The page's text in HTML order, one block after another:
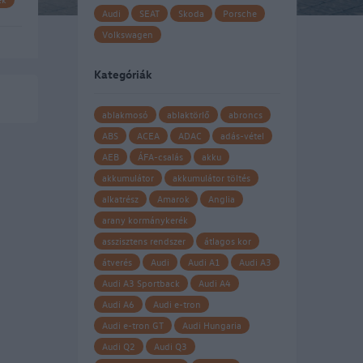
Audi SEAT Skoda
Porsche
Volkswagen
Kategóriák
ablakmosó ablaktörlő
abroncs
ABS
ACEA ADAC
adás-vétel
AEB
ÁFA-csalás
akku
akkumulátor
akkumulátor töltés
alkatrész
Amarok
Anglia
arany kormánykerék
asszisztens rendszer
átlagos kor
átverés
Audi Audi A1
Audi A3
Audi A3 Sportback
Audi A4
Audi A6
Audi e-tron
Audi e-tron GT
Audi Hungaria
Audi Q2
Audi Q3